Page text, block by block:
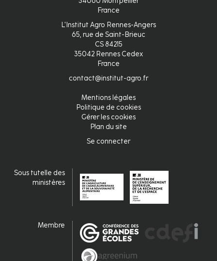
France
L'Institut Agro Rennes-Angers
65, rue de Saint-Brieuc
CS 84215
35042 Rennes Cedex
France
contact@institut-agro.fr
Mentions légales
Politique de cookies
Gérer les cookies
Plan du site
Se connecter
Sous tutelle des
ministères
Membre